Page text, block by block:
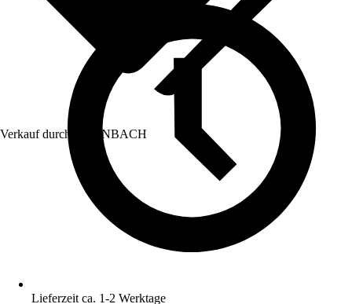
Verkauf durch: HORNBACH
Lieferzeit ca. 1-2 Werktage